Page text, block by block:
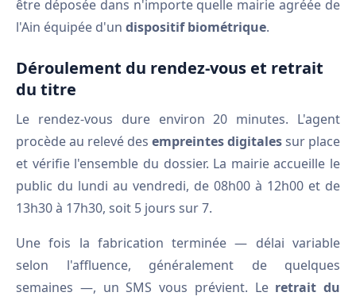
être déposée dans n'importe quelle mairie agréée de
l'Ain équipée d'un dispositif biométrique.
Déroulement du rendez-vous et retrait
du titre
Le rendez-vous dure environ 20 minutes. L'agent
procède au relevé des empreintes digitalessur place
et vérifie l'ensemble du dossier. La mairie accueille le
public du lundi au vendredi, de 08h00 à 12h00 et de
13h30 à 17h30, soit 5 jours sur 7.
Une fois la fabrication terminée — délai variable
selon l'affluence, généralement de quelques
semaines —, un SMS vous prévient. Le retrait du